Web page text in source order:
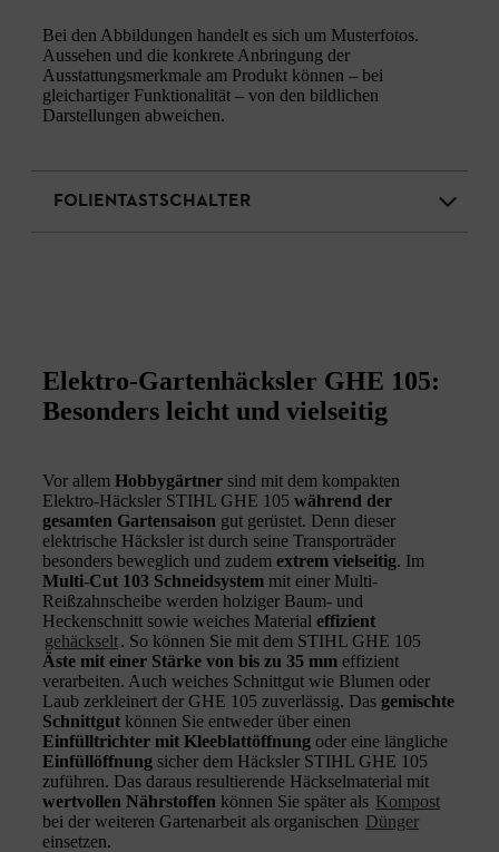
Bei den Abbildungen handelt es sich um Musterfotos.
Aussehen und die konkrete Anbringung der
Ausstattungsmerkmale am Produkt können – bei
gleichartiger Funktionalität – von den bildlichen
Darstellungen abweichen.
FOLIENTASTSCHALTER
Elektro-Gartenhäcksler GHE 105:
Besonders leicht und vielseitig
Vor allem Hobbygärtner sind mit dem kompakten
Elektro-Häcksler STIHL GHE 105 während der
gesamten Gartensaison gut gerüstet. Denn dieser
elektrische Häcksler ist durch seine Transporträder
besonders beweglich und zudem extrem vielseitig. Im
Multi-Cut 103 Schneidsystem mit einer Multi-
Reißzahnscheibe werden holziger Baum- und
Heckenschnitt sowie weiches Material effizient
gehäckselt. So können Sie mit dem STIHL GHE 105
Äste mit einer Stärke von bis zu 35 mm effizient
verarbeiten. Auch weiches Schnittgut wie Blumen oder
Laub zerkleinert der GHE 105 zuverlässig. Das gemischte
Schnittgut können Sie entweder über einen
Einfülltrichter mit Kleeblattöffnung oder eine längliche
Einfüllöffnung sicher dem Häcksler STIHL GHE 105
zuführen. Das daraus resultierende Häckselmaterial mit
wertvollen Nährstoffen können Sie später als Kompost
bei der weiteren Gartenarbeit als organischen Dünger
einsetzen.